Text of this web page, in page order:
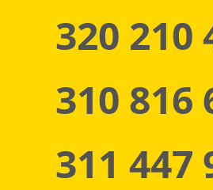
320 210
310 816
311 447